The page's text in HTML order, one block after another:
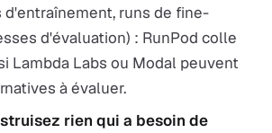
d'entraînement, runs de fine-
d'évaluation) : RunPod colle
Lambda Labs ou Modal peuvent
à évaluer.
rien qui a besoin de